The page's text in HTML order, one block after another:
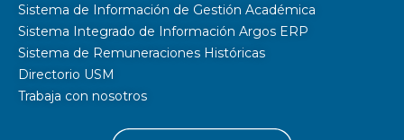
Sistema de Información de Gestión Académica
Sistema Integrado de Información Argos ERP
Sistema de Remuneraciones Históricas
Directorio USM
Trabaja con nosotros